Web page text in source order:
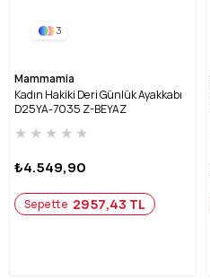
3
Mammamia
Kadın Hakiki Deri Günlük Ayakkabı
D25YA-7035 Z-BEYAZ
★ ★ ★ ★ ★
₺4.549,90
Sepette 2957,43 TL